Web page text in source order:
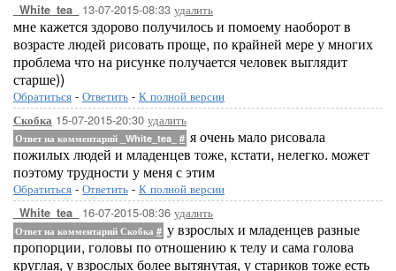
_White_tea_ 13-07-2015-08:33 удалить
мне кажется здорово получилось и помоему наоборот в
возрасте людей рисовать проще, по крайней мере у многих
проблема что на рисунке получается человек выглядит
старше))
Обратиться - Ответить - К полной версии
Скобка 15-07-2015-20:30 удалить
Ответ на комментарий _White_tea_ # я очень мало рисовала
пожилых людей и младенцев тоже, кстати, нелегко. может
поэтому трудности у меня с этим
Обратиться - Ответить - К полной версии
_White_tea_ 16-07-2015-08:36 удалить
Ответ на комментарий Скобка # у взрослых и младенцев разные
пропорции, головы по отношению к телу и сама голова
круглая, у взрослых более вытянутая, у стариков тоже есть